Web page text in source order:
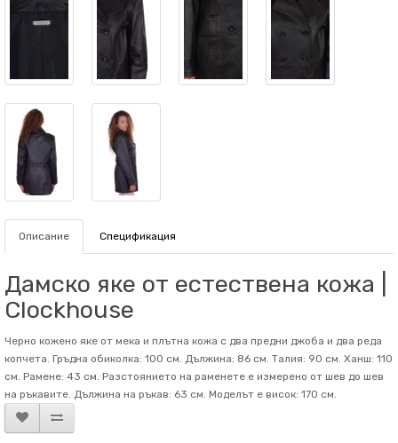
Описание Спецификация
Дамско яке от естествена кожа |
Clockhouse
Черно кожено яке от мека и плътна кожа с два предни джоба и два реда
копчета. Гръдна обиколка: 100 см. Дължина: 86 см. Талия: 90 см. Ханш: 110
см. Рамене: 43 см. Разстоянието на раменете е измерено от шев до шев
на ръкавите. Дължина на ръкав: 63 см. Mоделът е висок: 170 см.